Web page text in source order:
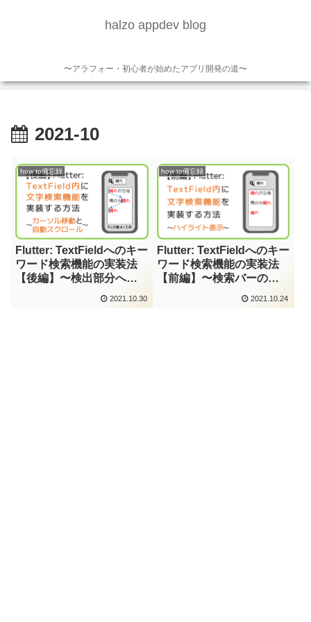
halzo appdev blog
〜アラフォー・初心者が始めたアプリ開発の道〜
2021-10
how to備忘録
Flutter: TextFieldへのキー
ワード検索機能の実装法
【後編】〜検出部分への
2021.10.30
how to備忘録
Flutter: TextFieldへのキー
ワード検索機能の実装法
【前編】〜検索バーの設
2021.10.24